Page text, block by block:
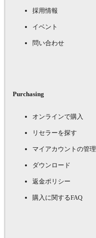
採用情報
イベント
問い合わせ
Purchasing
オンラインで購入
リセラーを探す
マイアカウントの管理
ダウンロード
返金ポリシー
購入に関するFAQ